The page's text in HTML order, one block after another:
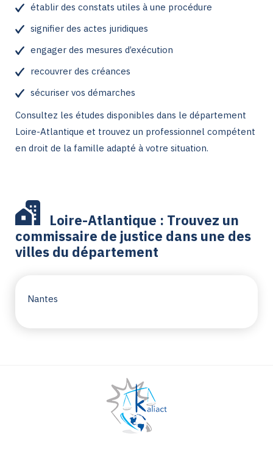
établir des constats utiles à une procédure
signifier des actes juridiques
engager des mesures d’exécution
recouvrer des créances
sécuriser vos démarches
Consultez les études disponibles dans le département
Loire-Atlantique et trouvez un professionnel compétent
en droit de la famille adapté à votre situation.
Loire-Atlantique : Trouvez un
commissaire de justice dans une des
villes du département
Nantes